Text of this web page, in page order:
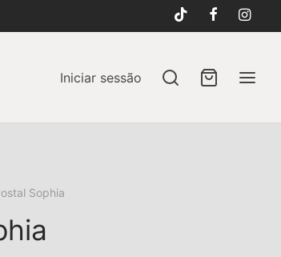
Iniciar sessão
Sophia